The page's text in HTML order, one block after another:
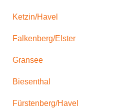
Ketzin/Havel
Falkenberg/Elster
Gransee
Biesenthal
Fürstenberg/Havel